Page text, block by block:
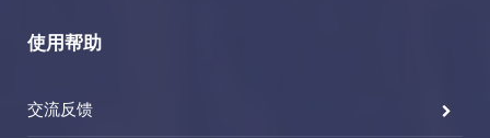
使用帮助
交流反馈